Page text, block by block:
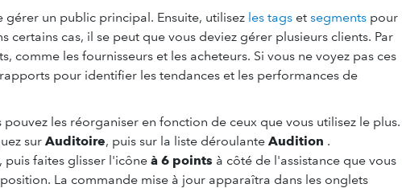
un public principal. Ensuite, utilisez les tags et segments pour
certains cas, il se peut que vous deviez gérer plusieurs clients. Par
comme les fournisseurs et les acheteurs. Si vous ne voyez pas ces
pour identifier les tendances et les performances de
les réorganiser en fonction de ceux que vous utilisez le plus.
sur Auditoire, puis sur la liste déroulante Audition .
, puis faites glisser l'icône à 6 points à côté de l'assistance que vous
La commande mise à jour apparaîtra dans les onglets